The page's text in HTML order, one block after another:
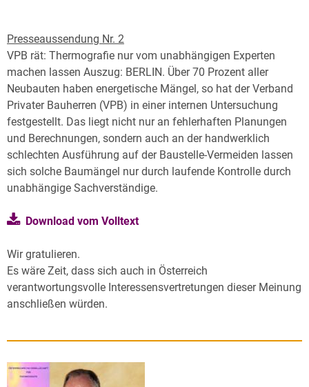
Presseaussendung Nr. 2
VPB rät: Thermografie nur vom unabhängigen Experten
machen lassen Auszug: BERLIN. Über 70 Prozent aller
Neubauten haben energetische Mängel, so hat der Verband
Privater Bauherren (VPB) in einer internen Untersuchung
festgestellt. Das liegt nicht nur an fehlerhaften Planungen
und Berechnungen, sondern auch an der handwerklich
schlechten Ausführung auf der Baustelle-Vermeiden lassen
sich solche Baumängel nur durch laufende Kontrolle durch
unabhängige Sachverständige.
Download vom Volltext
Wir gratulieren.
Es wäre Zeit, dass sich auch in Österreich
verantwortungsvolle Interessensvertretungen dieser Meinung
anschließen würden.